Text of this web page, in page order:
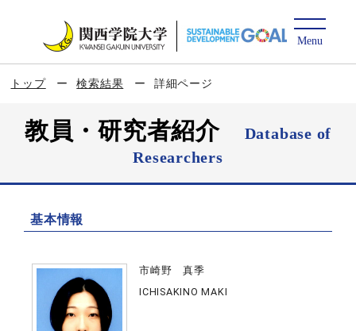
トップ 検索結果 詳細ページ
教員・研究者紹介
Database of
Researchers
基本情報
市崎野 真季
ICHISAKINO MAKI